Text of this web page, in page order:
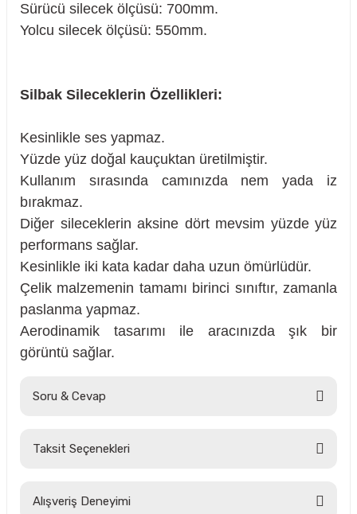
Ürünleri
Rulman
Sürücü silecek ölçüsü: 700mm.
Yolcu silecek ölçüsü: 550mm.
Silbak Sileceklerin Özellikleri:
Kesinlikle ses yapmaz.
Yüzde yüz doğal kauçuktan üretilmiştir.
Kullanım sırasında camınızda nem yada iz
bırakmaz.
Diğer sileceklerin aksine dört mevsim yüzde yüz
performans sağlar.
Kesinlikle iki kata kadar daha uzun ömürlüdür.
Çelik malzemenin tamamı birinci sınıftır, zamanla
paslanma yapmaz.
Aerodinamik tasarımı ile aracınızda şık bir
görüntü sağlar.
Soru & Cevap
Ürün hakkında henüz soru sorulmamış.
Taksit Seçenekleri
Alışveriş Deneyimi